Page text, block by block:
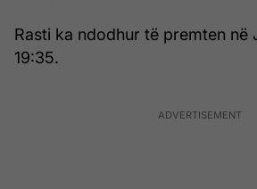
Rasti ka ndodhur të premten në
19:35.